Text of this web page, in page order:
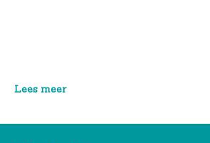
Lees meer